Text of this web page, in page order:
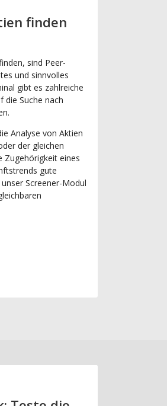
finden
sind Peer-
und sinnvolles
gibt es zahlreiche
die Suche nach
Analyse von Aktien
der gleichen
Zugehörigkeit eines
gute
Screener-Modul